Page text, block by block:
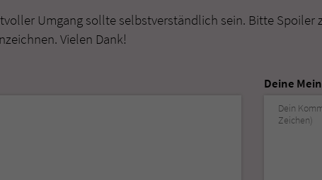
Umgang sollte selbstverständlich sein. Bitte
Vielen Dank!
Deine